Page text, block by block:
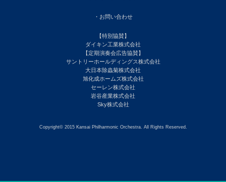
・お問い合わせ
【特別協賛】
ダイキン工業株式会社
【定期演奏会広告協賛】
サントリーホールディングス株式会社
大日本除蟲菊株式会社
旭化成ホームズ株式会社
セーレン株式会社
岩谷産業株式会社
Sky株式会社
Copyright© 2015 Kansai Philharmonic Orchestra. All Rights Reserved.